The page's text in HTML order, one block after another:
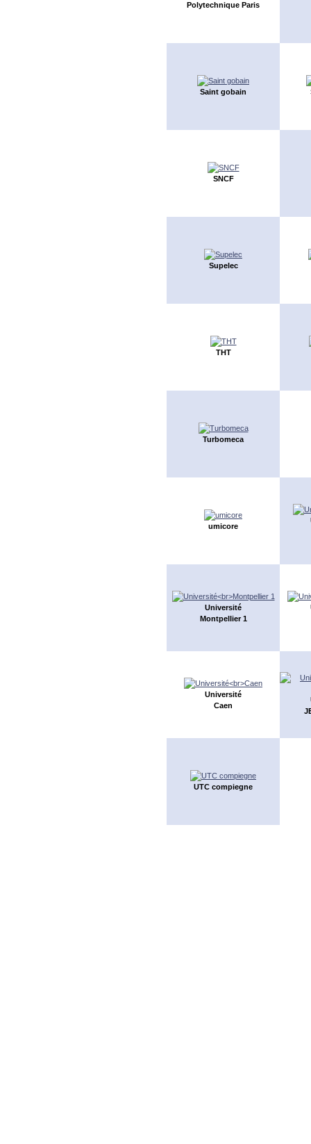
Polytechnique Paris
Saint gobain
SNCF
Supelec
THT
Turbomeca
umicore
Université
Montpellier 1
Université
Caen
UTC compiegne